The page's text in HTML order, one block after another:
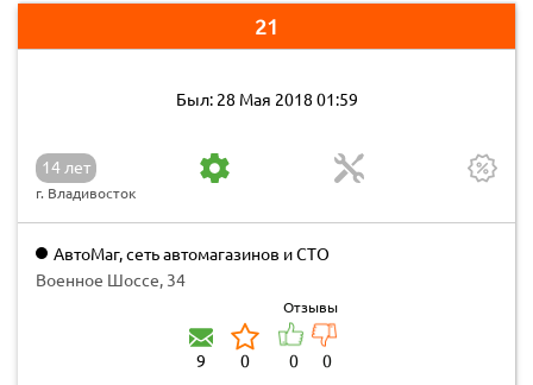
21
Был: 28 Мая 2018 01:59
14 лет
г. Владивосток
АвтоМаг, сеть автомагазинов и СТО
Военное Шоссе, 34
9 0
Отзывы
0 0